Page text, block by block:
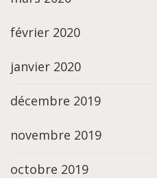
février 2020
janvier 2020
décembre 2019
novembre 2019
octobre 2019